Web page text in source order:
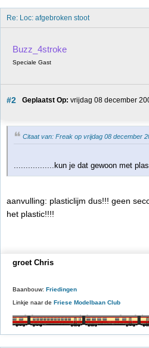
Re: Loc: afgebroken stoot
Buzz_4stroke
Speciale Gast
#2 Geplaatst Op: vrijdag 08 december
Citaat van: Freak op vrijdag 08 december
.................kun je dat gewoon met
aanvulling: plasticlijm dus!!! geen
het plastic!!!!
groet Chris
Baanbouw: Friedingen
Linkje naar de Friese Modelbaan Club